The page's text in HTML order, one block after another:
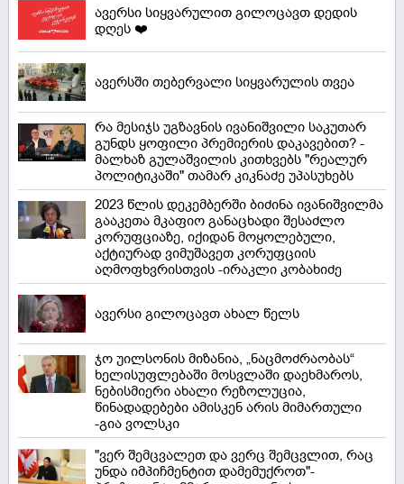
ავერსი სიყვარულით გილოცავთ დედის
დღეს ❤️
ავერსში თებერვალი სიყვარულის თვეა
რა მესიჯს უგზავნის ივანიშვილი საკუთარ
გუნდს ყოფილი პრემიერის დაკავებით? -
მალხაზ გულაშვილის კითხვებს "რეალურ
პოლიტიკაში" თამარ კიკნაძე უპასუხებს
2023 წლის დეკემბერში ბიძინა ივანიშვილმა
გააკეთა მკაფიო განაცხადი შესაძლო
კორუფციაზე, იქიდან მოყოლებული,
აქტიურად ვიმუშავეთ კორუფციის
აღმოფხვრისთვის -ირაკლი კობახიძე
ავერსი გილოცავთ ახალ წელს
ჯო უილსონის მიზანია, „ნაცმოძრაობას“
ხელისუფლებაში მოსვლაში დაეხმაროს,
ნებისმიერი ახალი რეზოლუცია,
წინადადებები ამისკენ არის მიმართული
-გია ვოლსკი
"ვერ შემცვალეთ და ვერც შემცვლით, რაც
უნდა იმპიჩმენტით დამემუქროთ"-